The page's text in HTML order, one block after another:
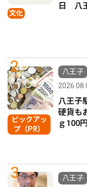
文化
日 八
2
ピックアッ
プ（PR）
八王子
八王子
硬貨も
ｇ100円
3
八王子